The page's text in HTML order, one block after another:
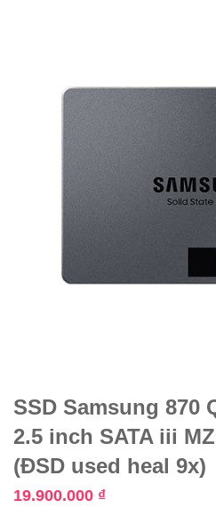
SSD Samsung 870
2.5 inch SATA iii
(ĐSD used heal 9x)
19.900.000 ₫